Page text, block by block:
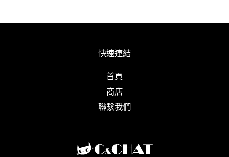
快速連結
首頁
商店
聯繫我們